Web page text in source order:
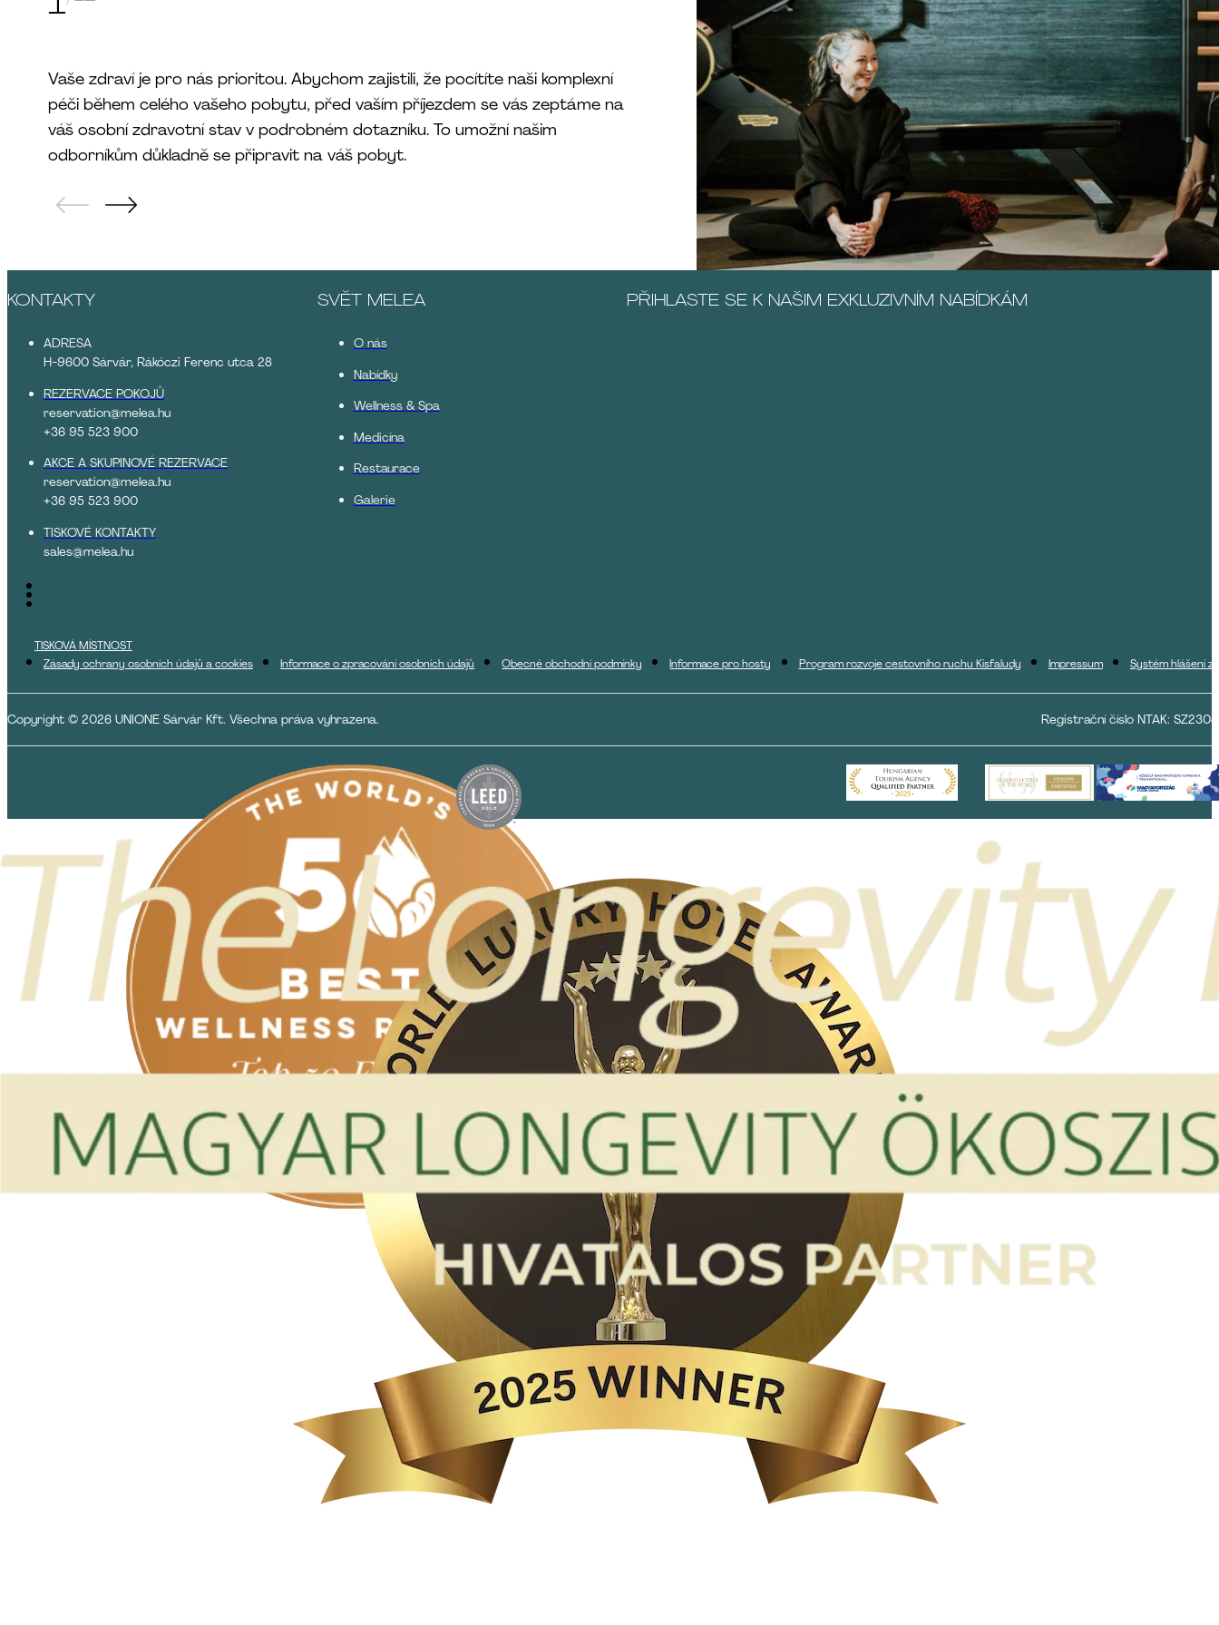
Vaše zdraví je pro nás prioritou. Abychom zajistili, že pocítíte naši komplexní
péči během celého vašeho pobytu, před vaším příjezdem se vás zeptáme na
váš osobní zdravotní stav v podrobném dotazníku. To umožní našim
odborníkům důkladně se připravit na váš pobyt.
KONTAKTY
ADRESA
H-9600 Sárvár, Rákóczi Ferenc utca 28
REZERVACE POKOJŮ
reservation@melea.hu
+36 95 523 900
AKCE A SKUPINOVÉ REZERVACE
reservation@melea.hu
+36 95 523 900
TISKOVÉ KONTAKTY
sales@melea.hu
SVĚT MELEA
O nás
Nabídky
Wellness & Spa
Medicína
Restaurace
Galerie
PŘIHLASTE SE K NAŠIM EXKLUZIVNÍM NABÍDKÁM
TISKOVÁ MÍSTNOST
Zásady ochrany osobních údajů a cookies
Informace o zpracování osobních údajů Obecné obchodní podmínky Informace pro hosty Program rozvoje cestovního ruchu Kisfaludy Impressum Systém hlášení
Copyright © 2026 UNIONE Sárvár Kft. Všechna práva vyhrazena. Registrační číslo NTAK: